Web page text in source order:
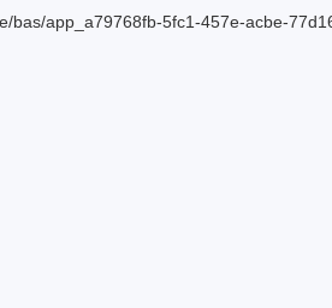
bas/app_a79768fb-5fc1-457e-acbe-